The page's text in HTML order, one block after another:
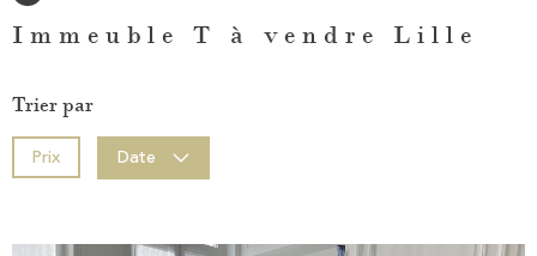
Immeuble T à vendre Lille
Trier par
Prix Date